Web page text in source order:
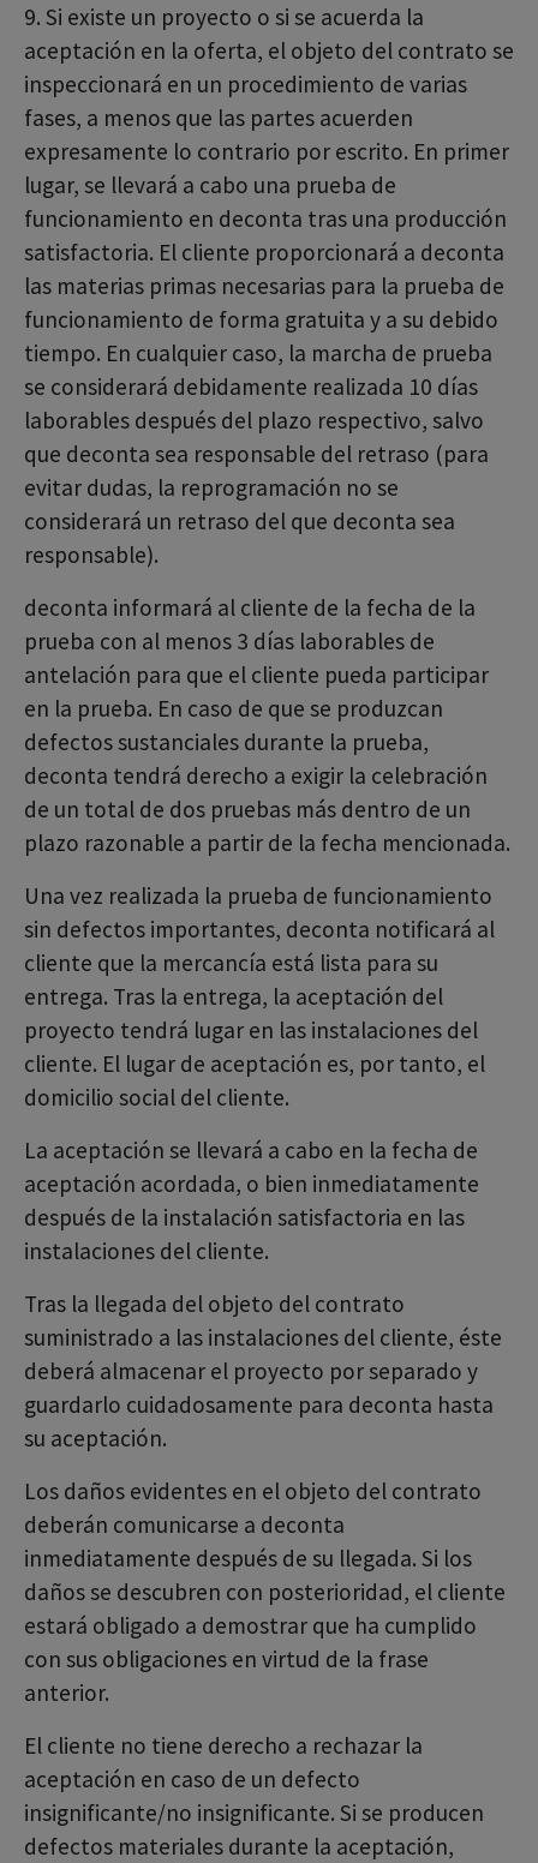
9. Si existe un proyecto o si se acuerda la
aceptación en la oferta, el objeto del contrato se
inspeccionará en un procedimiento de varias
fases, a menos que las partes acuerden
expresamente lo contrario por escrito. En primer
lugar, se llevará a cabo una prueba de
funcionamiento en deconta tras una producción
satisfactoria. El cliente proporcionará a deconta
las materias primas necesarias para la prueba de
funcionamiento de forma gratuita y a su debido
tiempo. En cualquier caso, la marcha de prueba
se considerará debidamente realizada 10 días
laborables después del plazo respectivo, salvo
que deconta sea responsable del retraso (para
evitar dudas, la reprogramación no se
considerará un retraso del que deconta sea
responsable).
deconta informará al cliente de la fecha de la
prueba con al menos 3 días laborables de
antelación para que el cliente pueda participar
en la prueba. En caso de que se produzcan
defectos sustanciales durante la prueba,
deconta tendrá derecho a exigir la celebración
de un total de dos pruebas más dentro de un
plazo razonable a partir de la fecha mencionada.
Una vez realizada la prueba de funcionamiento
sin defectos importantes, deconta notificará al
cliente que la mercancía está lista para su
entrega. Tras la entrega, la aceptación del
proyecto tendrá lugar en las instalaciones del
cliente. El lugar de aceptación es, por tanto, el
domicilio social del cliente.
La aceptación se llevará a cabo en la fecha de
aceptación acordada, o bien inmediatamente
después de la instalación satisfactoria en las
instalaciones del cliente.
Tras la llegada del objeto del contrato
suministrado a las instalaciones del cliente, éste
deberá almacenar el proyecto por separado y
guardarlo cuidadosamente para deconta hasta
su aceptación.
Los daños evidentes en el objeto del contrato
deberán comunicarse a deconta
inmediatamente después de su llegada. Si los
daños se descubren con posterioridad, el cliente
estará obligado a demostrar que ha cumplido
con sus obligaciones en virtud de la frase
anterior.
El cliente no tiene derecho a rechazar la
aceptación en caso de un defecto
insignificante/no insignificante. Si se producen
defectos materiales durante la aceptación,